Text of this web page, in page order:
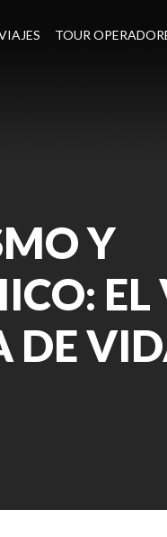
TOUR
Y
EL
DE